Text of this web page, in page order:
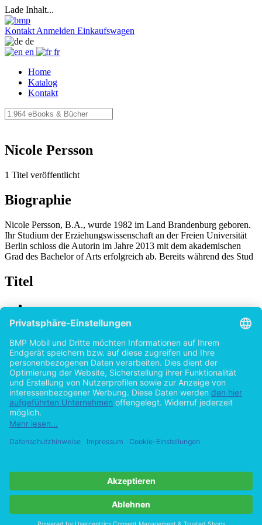
Lade Inhalt...
Kontakt Anmelden Einkaufswagen
de
en
fr
Home
Katalog
Kontakt
Nicole Persson
1 Titel veröffentlicht
Biographie
Nicole Persson, B.A., wurde 1982 im Land Brandenburg geboren.
Ihr Studium der Erziehungswissenschaft an der Freien Universität
Berlin schloss die Autorin im Jahre 2013 mit dem akademischen
Grad des Bachelor of Arts erfolgreich ab. Bereits während des Stud
Titel
Naturwissenschaftliche Bildung in der Frühen
Kindheit: Ein grundlegender Vergleich der
schwedischen Entwicklungspädagogik mit dem
Konzept der Stiftung „Haus der kleinen
Forscher“
vonNicole Persson (Autor:in) 2015
©2013
Impressum
Zur Desktop-Version
Copyright ©Imprint in der Bedey & Thoms Media GmbH
byOpen Publishing